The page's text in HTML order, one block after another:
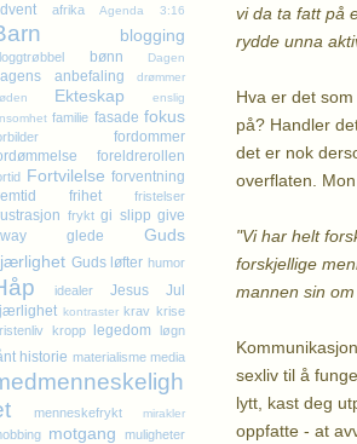
vi da ta fatt på
rydde unna
Hva er det
på? Handler
det er nok
overflaten.
"Vi har helt
forskjellige
mannen sin
sexliv til å
lytt, kast deg
oppfatte - at
afrika Agenda 3:16
blogging
bønn Dagen
anbefaling
drømmer
Ekteskap
enslig
familie fasade fokus
fordommer
foreldrerollen
Fortvilelse forventning
frihet fristelser
frykt gi slipp give
glede
Guds
Guds løfter humor
idealer Jesus
Jul
kontraster krav krise
kropp legedom løgn
historie materialisme media
menneskefrykt mirakler
motgang
muligheter